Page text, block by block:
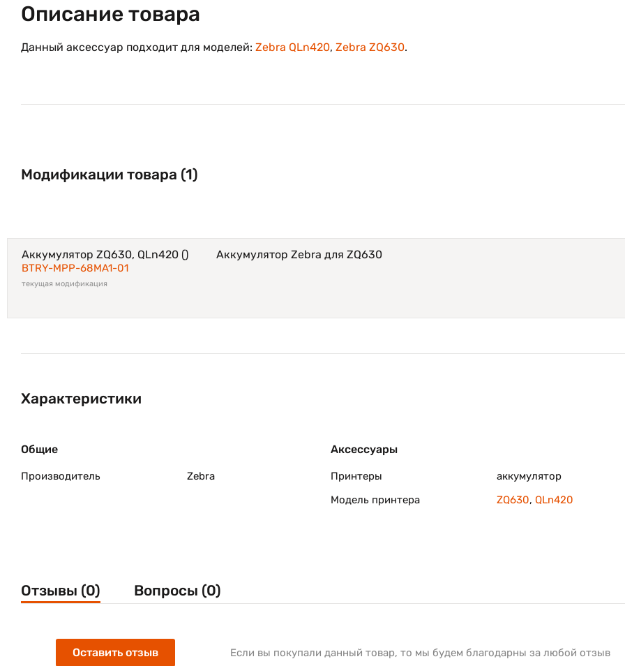
Описание товара
Данный аксессуар подходит для моделей: Zebra QLn420, Zebra ZQ630.
Модификации товара (1)
Аккумулятор ZQ630, QLn420 ()
BTRY-MPP-68MA1-01
текущая модификация
Аккумулятор Zebra для ZQ630
Характеристики
Общие
Производитель Zebra
Аксессуары
Принтеры
аккумулятор
Модель принтера
ZQ630, QLn420
Отзывы (0) Вопросы (0)
Оставить отзыв Если вы покупали данный товар, то мы будем благодарны за любой отзыв